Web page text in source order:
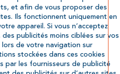
et afin de vous proposer des
Ils fonctionnent uniquement en
appareil. Si vous n’acceptez
publicités moins ciblées sur vos
de votre navigation sur
stockées dans ces cookies
par les fournisseurs de publicité